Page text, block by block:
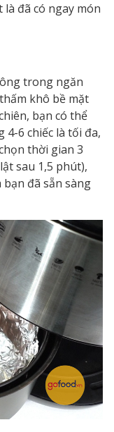
là đã có ngay món
trong ngăn
khô bề mặt
bạn có thể
4-6 chiếc là tối đa,
thời gian 3
sau 1,5 phút),
đã sẵn sàng